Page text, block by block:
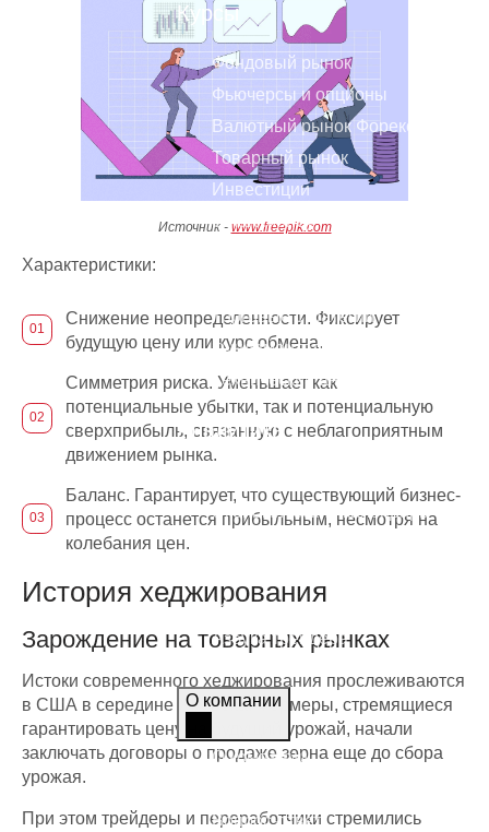
Курсы
Фондовый рынок
Фьючерсы и опционы
Валютный рынок Форекс
Товарный рынок
Инвестиции
Smart Money
Торговые стратегии
Фундаментальный анализ
Технический анализ
Аналитика
Экономический календарь
Журнал
Азбука трейдера
О компании
О компании
Вопрос-ответ
Источник - www.freepik.com
Характеристики:
Снижение неопределенности. Фиксирует
будущую цену или курс обмена.
Симметрия риска. Уменьшает как
потенциальные убытки, так и потенциальную
сверхприбыль, связанную с неблагоприятным
движением рынка.
Баланс. Гарантирует, что существующий бизнес-
процесс останется прибыльным, несмотря на
колебания цен.
История хеджирования
Зарождение на товарных рынках
Истоки современного хеджирования прослеживаются
в США в середине XIX века. Фермеры, стремящиеся
гарантировать цену на будущий урожай, начали
заключать договоры о продаже зерна еще до сбора
урожая.
При этом трейдеры и переработчики стремились